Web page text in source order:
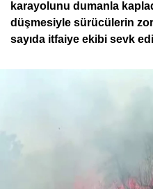
karayolunu dumanla
düşmesiyle sürücülerin
sayıda itfaiye ekibi sevk